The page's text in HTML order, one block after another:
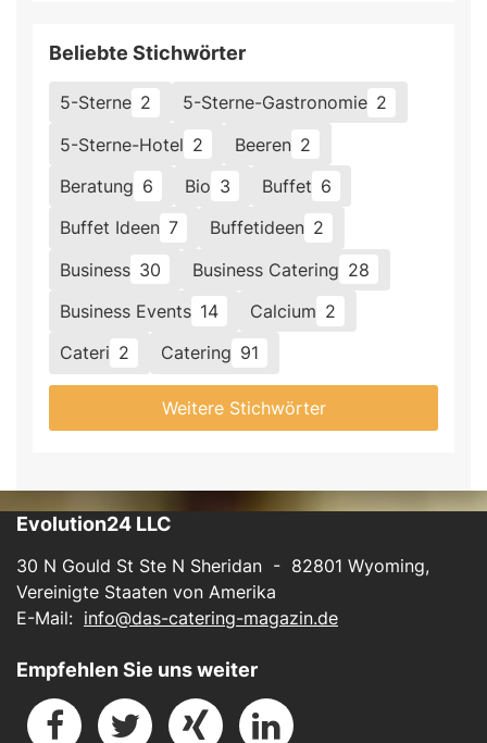
Beliebte Stichwörter
5-Sterne 2 5-Sterne-Gastronomie 2
5-Sterne-Hotel 2 Beeren 2
Beratung 6 Bio 3 Buffet 6
Buffet Ideen 7 Buffetideen 2
Business 30 Business Catering 28
Business Events 14 Calcium 2
Cateri 2 Catering 91
Weitere Stichwörter
Evolution24 LLC
30 N Gould St Ste N Sheridan - 82801 Wyoming,
Vereinigte Staaten von Amerika
E-Mail: info@das-catering-magazin.de
Empfehlen Sie uns weiter